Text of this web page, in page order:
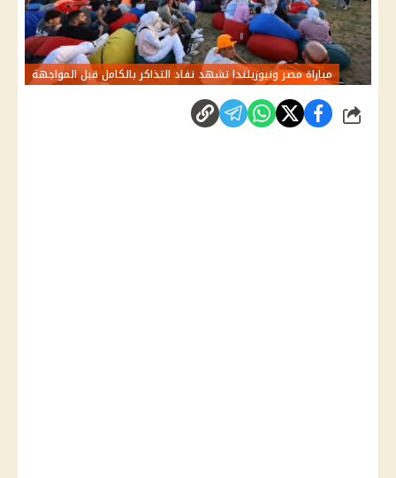
مباراة مصر ونيوزيلندا تشهد نفاد التذاكر بالكامل قبل المواجهة
شارك